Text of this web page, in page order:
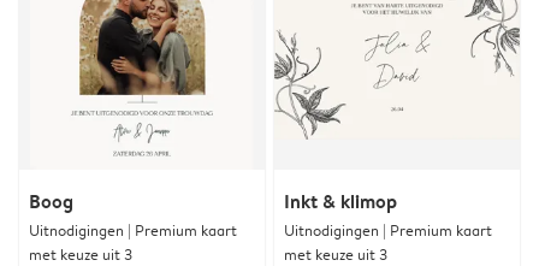
Boog
Uitnodigingen | Premium kaart
met keuze uit 3
Inkt & klimop
Uitnodigingen | Premium kaart
met keuze uit 3